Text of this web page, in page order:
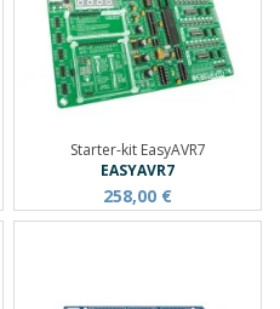
Starter-kit EasyAVR7
EASYAVR7
258,00 €